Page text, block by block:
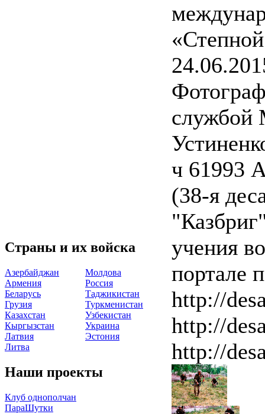
Страны и их войска
Азербайджан
Армения
Беларусь
Грузия
Казахстан
Кыргызстан
Латвия
Литва
Молдова
Россия
Таджикистан
Туркменистан
Узбекистан
Украина
Эстония
Наши проекты
Клуб однополчан
ПараШутки
службой
ч 61993
(38-я
учения
портале
http://
http://
http://